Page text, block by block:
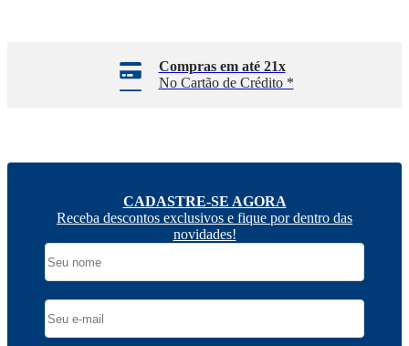
Pagamento Facilitado
Pague com até 2 Cartões
CADASTRE-SE AGORA
Receba descontos exclusivos e fique por dentro das
novidades!